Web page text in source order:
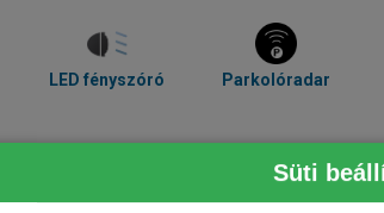
Süti
LED fényszóró Parkolóradar